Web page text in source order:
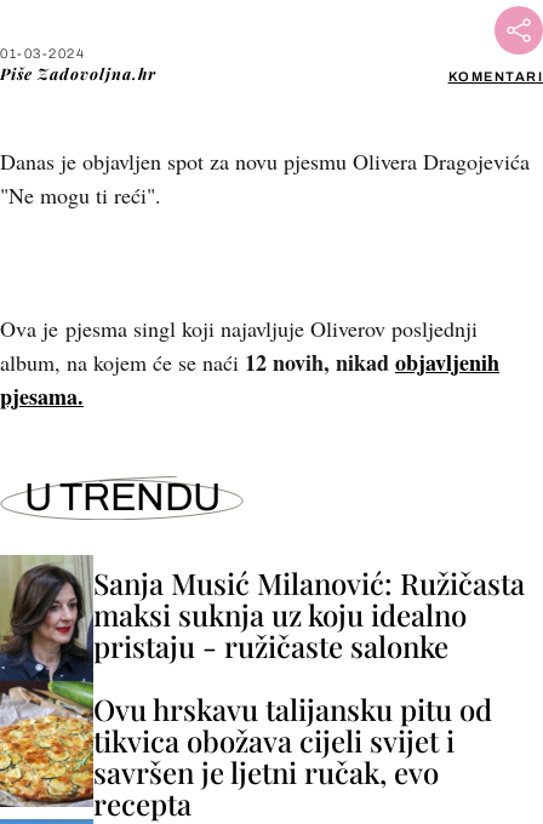
01-03-2024
Piše Zadovoljna.hr KOMENTARI
Danas je objavljen spot za novu pjesmu Olivera Dragojevića
"Ne mogu ti reći".
Ova je pjesma singl koji najavljuje Oliverov posljednji
album, na kojem će se naći 12 novih, nikadobjavljenih
pjesama.
U TRENDU
Sanja Musić Milanović: Ružičasta
maksi suknja uz koju idealno
pristaju - ružičaste salonke
Ovu hrskavu talijansku pitu od
tikvica obožava cijeli svijet i
savršen je ljetni ručak, evo
recepta